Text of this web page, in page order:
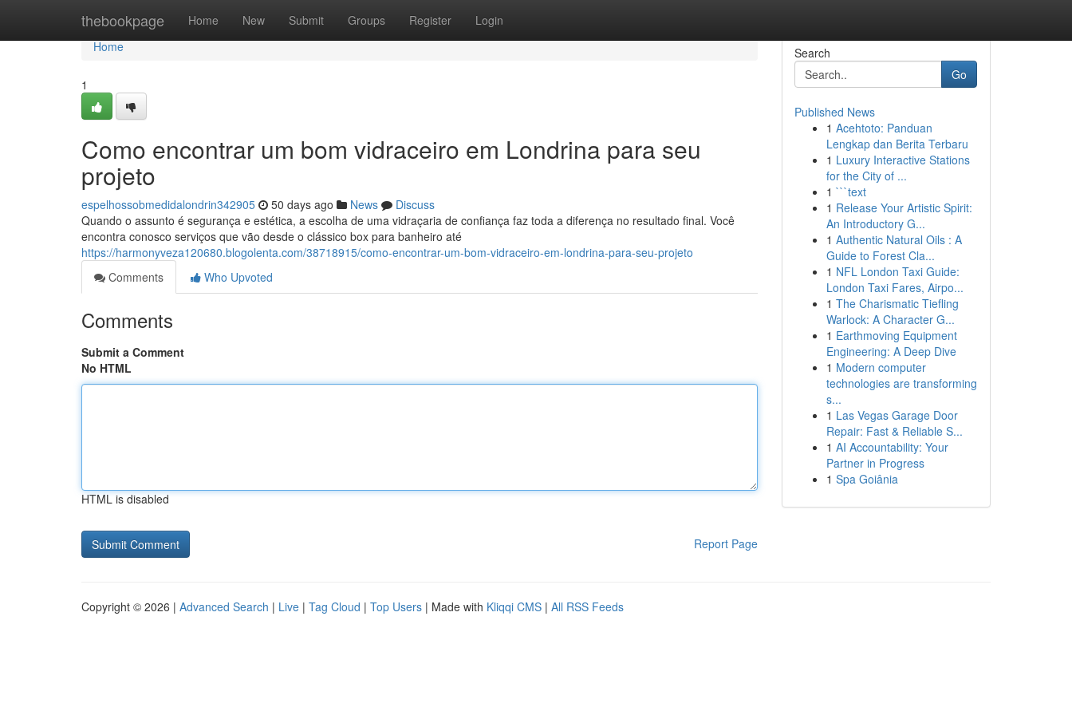
thebookpage Home New Submit Groups Register Login
Home
Home
1
Como encontrar um bom vidraceiro em Londrina para seu
projeto
espelhossobmedidalondrin342905 50 days ago News
Discuss
Quando o assunto é segurança e estética, a escolha de uma vidraçaria de confiança faz toda a diferença no resultado final. Você
encontra conosco serviços que vão desde o clássico box para banheiro até
https://harmonyveza120680.blogolenta.com/38718915/como-encontrar-um-bom-vidraceiro-em-londrina-para-seu-projeto
Comments
Who Upvoted
Comments
Submit a Comment
No HTML
HTML is disabled
Report Page
Search
Go
Published News
1 Acehtoto: Panduan
Lengkap dan Berita Terbaru
1 Luxury Interactive Stations
for the City of ...
1 ```text
1 Release Your Artistic Spirit:
An Introductory G...
1 Authentic Natural Oils : A
Guide to Forest Cla...
1 NFL London Taxi Guide:
London Taxi Fares, Airpo...
1 The Charismatic Tiefling
Warlock: A Character G...
1 Earthmoving Equipment
Engineering: A Deep Dive
1 Modern computer
technologies are transforming
s...
1 Las Vegas Garage Door
Repair: Fast & Reliable S...
1 AI Accountability: Your
Partner in Progress
1 Spa Goiânia
Copyright © 2026 | Advanced Search | Live | Tag Cloud | Top Users | Made with Kliqqi CMS | All RSS Feeds